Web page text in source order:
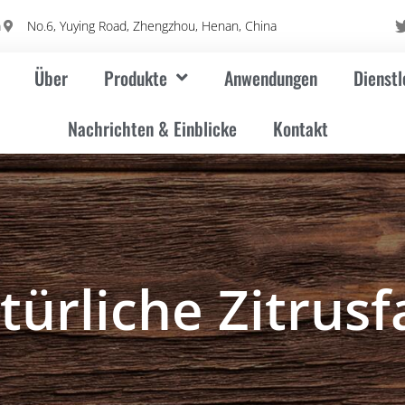
No.6, Yuying Road, Zhengzhou, Henan, China
Über Produkte Anwendungen
Nachrichten & Einblicke
Kontakt